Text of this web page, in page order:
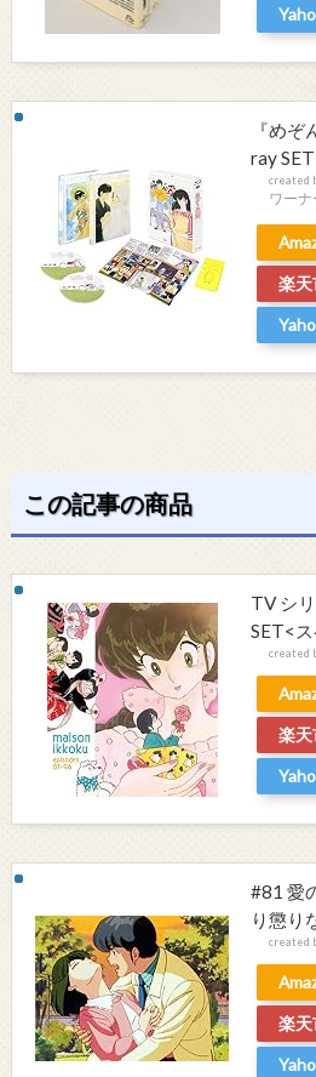
『め
ray SET
created
ワー
楽
この記事の商品
TV シ
SET<
created
楽
#81 愛
り懲り
created
楽